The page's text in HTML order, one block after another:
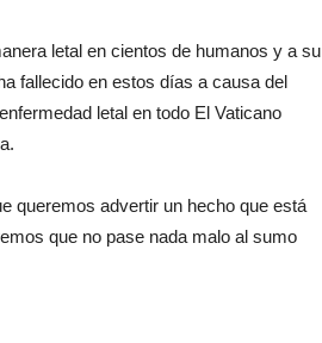
letal en cientos de humanos y a su
fallecido en estos días a causa del
letal en todo El Vaticano
queremos advertir un hecho que está
que no pase nada malo al sumo